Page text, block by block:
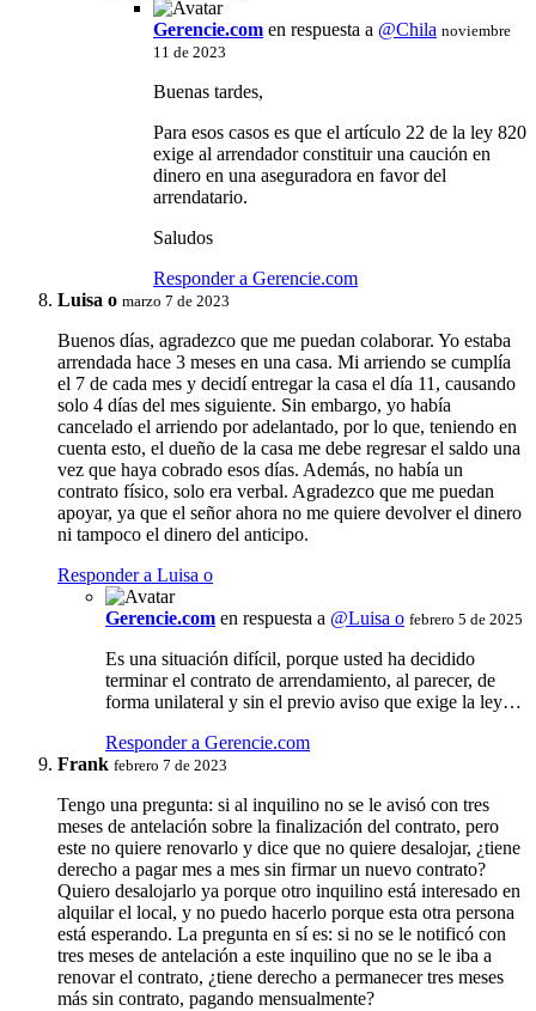
Gerencie.com en respuesta a @Chila noviembre
11 de 2023
Buenas tardes,
Para esos casos es que el artículo 22 de la ley 820
exige al arrendador constituir una caución en
dinero en una aseguradora en favor del
arrendatario.
Saludos
Responder a Gerencie.com
Luisa o marzo 7 de 2023
Buenos días, agradezco que me puedan colaborar. Yo estaba
arrendada hace 3 meses en una casa. Mi arriendo se cumplía
el 7 de cada mes y decidí entregar la casa el día 11, causando
solo 4 días del mes siguiente. Sin embargo, yo había
cancelado el arriendo por adelantado, por lo que, teniendo en
cuenta esto, el dueño de la casa me debe regresar el saldo una
vez que haya cobrado esos días. Además, no había un
contrato físico, solo era verbal. Agradezco que me puedan
apoyar, ya que el señor ahora no me quiere devolver el dinero
ni tampoco el dinero del anticipo.
Responder a Luisa o
Gerencie.com en respuesta a @Luisa o febrero 5 de 2025
Es una situación difícil, porque usted ha decidido
terminar el contrato de arrendamiento, al parecer, de
forma unilateral y sin el previo aviso que exige la ley…
Responder a Gerencie.com
Frank febrero 7 de 2023
Tengo una pregunta: si al inquilino no se le avisó con tres
meses de antelación sobre la finalización del contrato, pero
este no quiere renovarlo y dice que no quiere desalojar, ¿tiene
derecho a pagar mes a mes sin firmar un nuevo contrato?
Quiero desalojarlo ya porque otro inquilino está interesado en
alquilar el local, y no puedo hacerlo porque esta otra persona
está esperando. La pregunta en sí es: si no se le notificó con
tres meses de antelación a este inquilino que no se le iba a
renovar el contrato, ¿tiene derecho a permanecer tres meses
más sin contrato, pagando mensualmente?